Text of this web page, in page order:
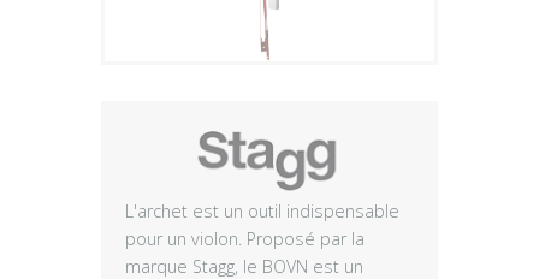
L'archet est un outil indispensable
pour un violon. Proposé par la
marque Stagg, le BOVN est un